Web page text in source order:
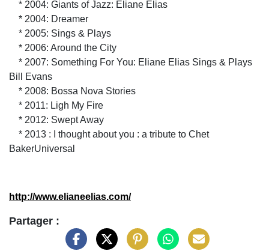
* 2004: Giants of Jazz: Eliane Elias
* 2004: Dreamer
* 2005: Sings & Plays
* 2006: Around the City
* 2007: Something For You: Eliane Elias Sings & Plays
Bill Evans
* 2008: Bossa Nova Stories
* 2011: Ligh My Fire
* 2012: Swept Away
* 2013 : I thought about you : a tribute to Chet
BakerUniversal
http://www.elianeelias.com/
Partager :